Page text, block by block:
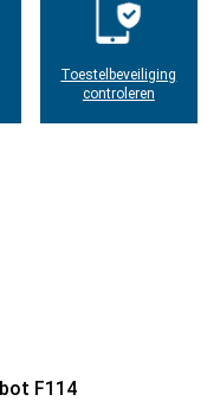
Toestelbeveiliging
controleren
F114